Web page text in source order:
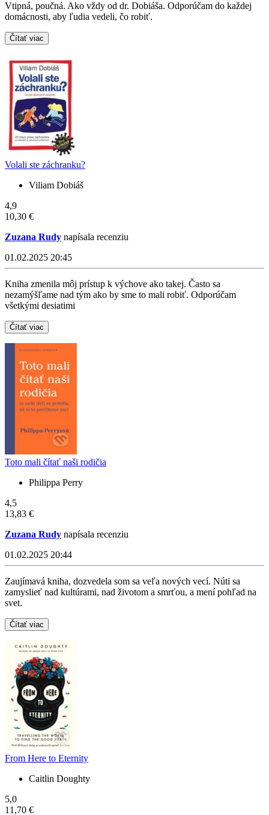
Vtipná, poučná. Ako vždy od dr. Dobiáša. Odporúčam do každej
domácnosti, aby ľudia vedeli, čo robiť.
Čítať viac
Volali ste záchranku?
Viliam Dobiáš
4,9
10,30 €
Zuzana Rudy napísala recenziu
01.02.2025 20:45
Kniha zmenila môj prístup k výchove ako takej. Často sa
nezamýšľame nad tým ako by sme to mali robiť. Odporúčam
všetkými desiatimi
Čítať viac
Toto mali čítať naši rodičia
Philippa Perry
4,5
13,83 €
Zuzana Rudy napísala recenziu
01.02.2025 20:44
Zaujímavá kniha, dozvedela som sa veľa nových vecí. Núti sa
zamyslieť nad kultúrami, nad životom a smrťou, a mení pohľad na
svet.
Čítať viac
From Here to Eternity
Caitlin Doughty
5,0
11,70 €